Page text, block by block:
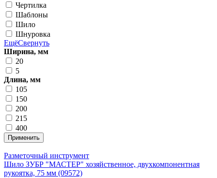
Чертилка
Шаблоны
Шило
Шнуровка
ЕщёСвернуть
Ширина, мм
20
5
Длина, мм
105
150
200
215
400
Разметочный инструмент
Шило ЗУБР "МАСТЕР" хозяйственное, двухкомпонентная
рукоятка, 75 мм (09572)